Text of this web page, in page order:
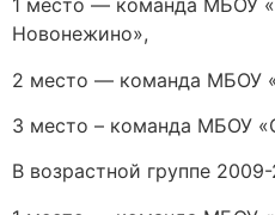
1 место — команда МБОУ
Новонежино»,
2 место — команда МБОУ
3 место – команда МБОУ
В возрастной группе